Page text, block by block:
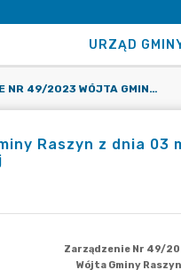
URZĄD
ZARZĄDZENIE NR 49/2023 WÓJTA GMINY RASZYN Z DNIA 03 MARCA 2023 R. W SPRAWIE PRZEZNACZENIA DO WYNAJĘCIA NIERUCHOMOŚCI GMINNEJ
Raszyn z dnia